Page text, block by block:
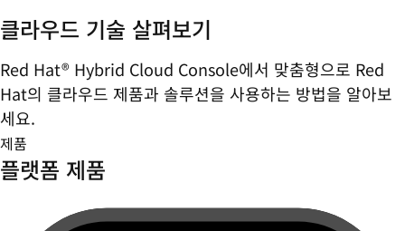
클라우드 기술 살펴보기
Red Hat® Hybrid Cloud Console에서 맞춤형으로 Red
Hat의 클라우드 제품과 솔루션을 사용하는 방법을 알아보
세요.
제품
플랫폼 제품